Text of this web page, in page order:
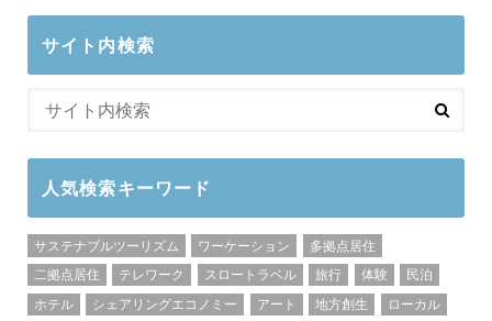
サイト内検索
人気検索キーワード
サステナブルツーリズム ワーケーション
多拠点居住
二拠点居住
テレワーク スロートラベル 旅行 体験
民泊
ホテル
シェアリングエコノミー アート 地方創生 ローカル